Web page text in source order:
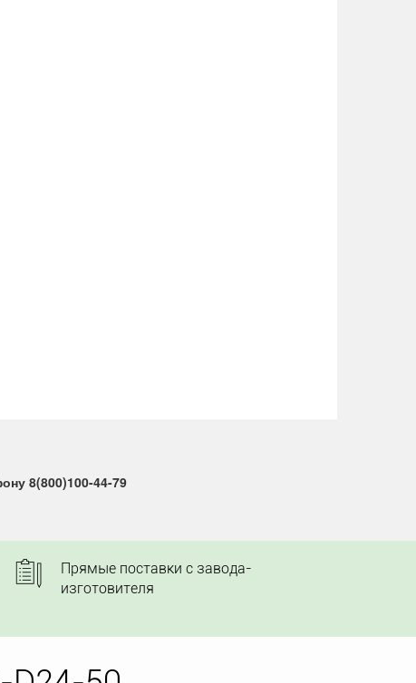
8(800)100-44-79
Прямые поставки с завода-
изготовителя